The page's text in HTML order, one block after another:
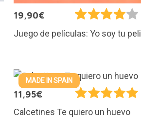
19,90€
Juego de películas: Yo soy tu peli
MADE IN SPAIN
11,95€
Calcetines Te quiero un huevo